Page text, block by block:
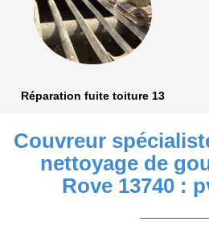
Réparation fuite toiture 13
Couvreur
nettoyage de
Rove 13740 :